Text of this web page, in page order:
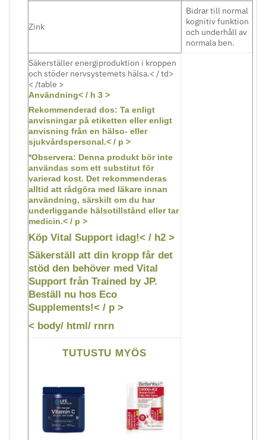
Zink
Bidrar till normal
kognitiv funktion
och underhåll av
normala ben.
Säkerställer energiproduktion i kroppen
och stöder nervsystemets hälsa.< / td>
< /table >
Användning< / h 3 >
Rekommenderad dos: Ta enligt
anvisningar på etiketten eller enligt
anvisning från en hälso- eller
sjukvårdspersonal.< / p >
*Observera: Denna produkt bör inte
användas som ett substitut för
varierad kost. Det rekommenderas
alltid att rådgöra med läkare innan
användning, särskilt om du har
underliggande hälsotillstånd eller tar
medicin.< / p >
Köp Vital Support idag!< / h2 >
Säkerställ att din kropp får det
stöd den behöver med Vital
Support från Trained by JP.
Beställ nu hos Eco
Supplements!< / p >
< body/ html/ rnrn
TUTUSTU MYÖS